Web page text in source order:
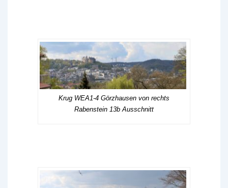
Krug WEA1-4 Görzhausen von rechts
Rabenstein 13b Ausschnitt